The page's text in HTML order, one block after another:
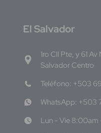
El Salvador
1ro Cll Pte, y 61
Salvador Centro
Teléfono: +503
WhatsApp: +503
Lun - Vie